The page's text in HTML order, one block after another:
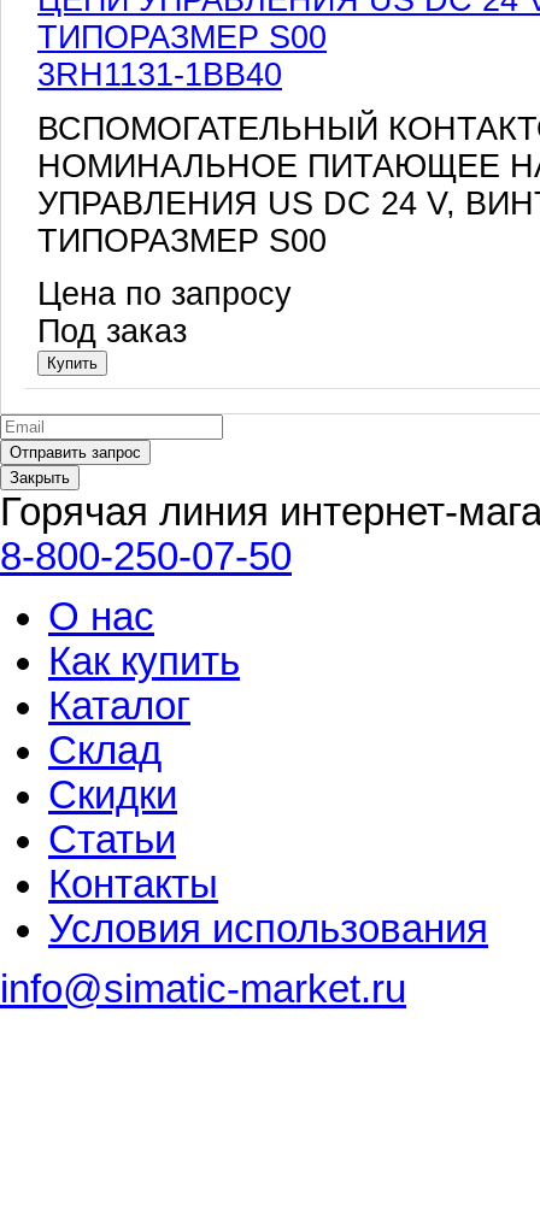
3RH1131-1BB40
ВСПОМОГАТЕЛЬНЫЙ
НОМИНАЛЬНОЕ ПИТАЮЩЕЕ
УПРАВЛЕНИЯ US DC 24 V,
ТИПОРАЗМЕР S00
Цена по запросу
Под заказ
Закрыть
Горячая линия интернет-
8-800-250-07-50
О нас
Как купить
Каталог
Склад
Скидки
Статьи
Контакты
Условия использования
info@simatic-market.ru